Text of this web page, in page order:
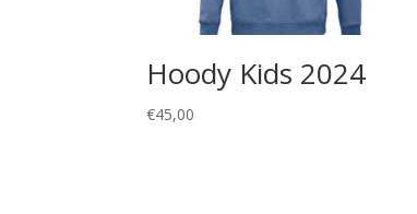
Hoody Kids 2024
€45,00